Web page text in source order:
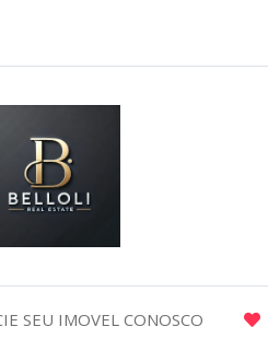
SEU IMOVEL CONOSCO